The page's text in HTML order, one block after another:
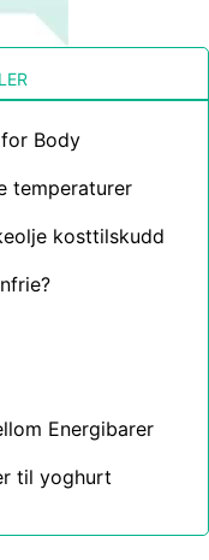
Body
temperaturer
kosttilskudd
Energibarer
til yoghurt